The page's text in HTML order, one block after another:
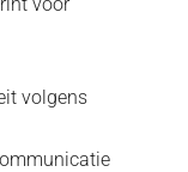
volgens